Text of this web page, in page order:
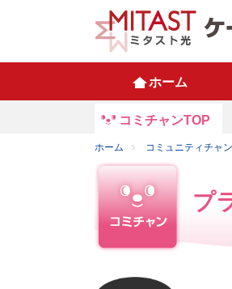
ホーム
コミチャンTOP
ホーム コミュニティチャ
プ